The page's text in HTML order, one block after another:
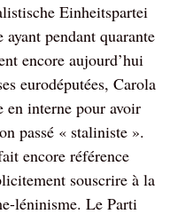
Einheitspartei
pendant quarante
encore aujourd’hui
eurodéputées, Carola
en interne pour avoir
passé « staliniste ».
encore référence
souscrire à la
léninisme. Le Parti